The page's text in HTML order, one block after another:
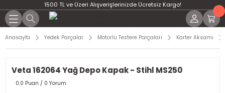
1500 TL ve Üzeri Alışverişlerinizde Ücretsiz Kargo!
Anasayfa Yedek Parçalar Motorlu Testere Parçaları Karter Aksamı
Veta 162064 Yağ Depo Kapak - Stihl MS250
0.0 Puan / 0 Yorum